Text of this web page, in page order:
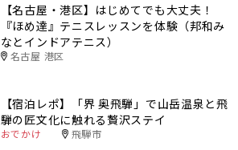
【名古屋・港区】はじめてでも大丈夫！
『ほめ達』テニスレッスンを体験（邦和み
なとインドアテニス）
名古屋 港区
【宿泊レポ】「界 奥飛騨」で山岳温泉と飛
騨の匠文化に触れる贅沢ステイ
おでかけ 飛騨市